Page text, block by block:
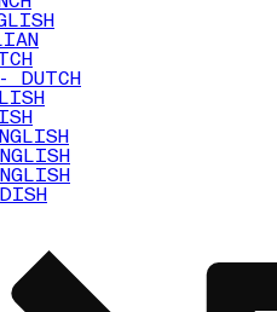
DUTCH